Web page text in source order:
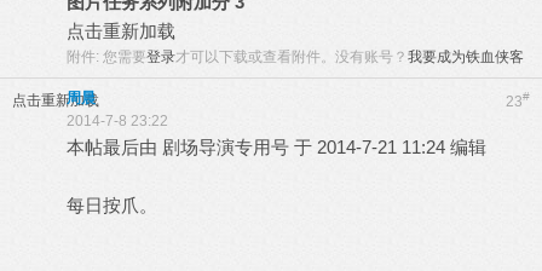
点击重新加载
附件: 您需要登录才可以下载或查看附件。没有账号？ 我要成为铁血侠客
点击重新加载 23#
周晨
2014-7-8 23:22
本帖最后由 剧场导演专用号 于 2014-7-21 11:24 编辑
每日按爪。